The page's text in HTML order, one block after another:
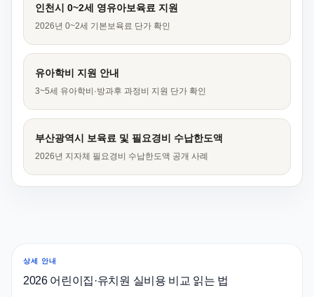
인천시 0~2세 영유아보육료 지원
2026년 0~2세 기본보육료 단가 확인
유아학비 지원 안내
3~5세 유아학비·방과후 과정비 지원 단가 확인
부산광역시 보육료 및 필요경비 수납한도액
2026년 지자체 필요경비 수납한도액 공개 사례
상세 안내
2026 어린이집·유치원 실비용 비교 읽는 법